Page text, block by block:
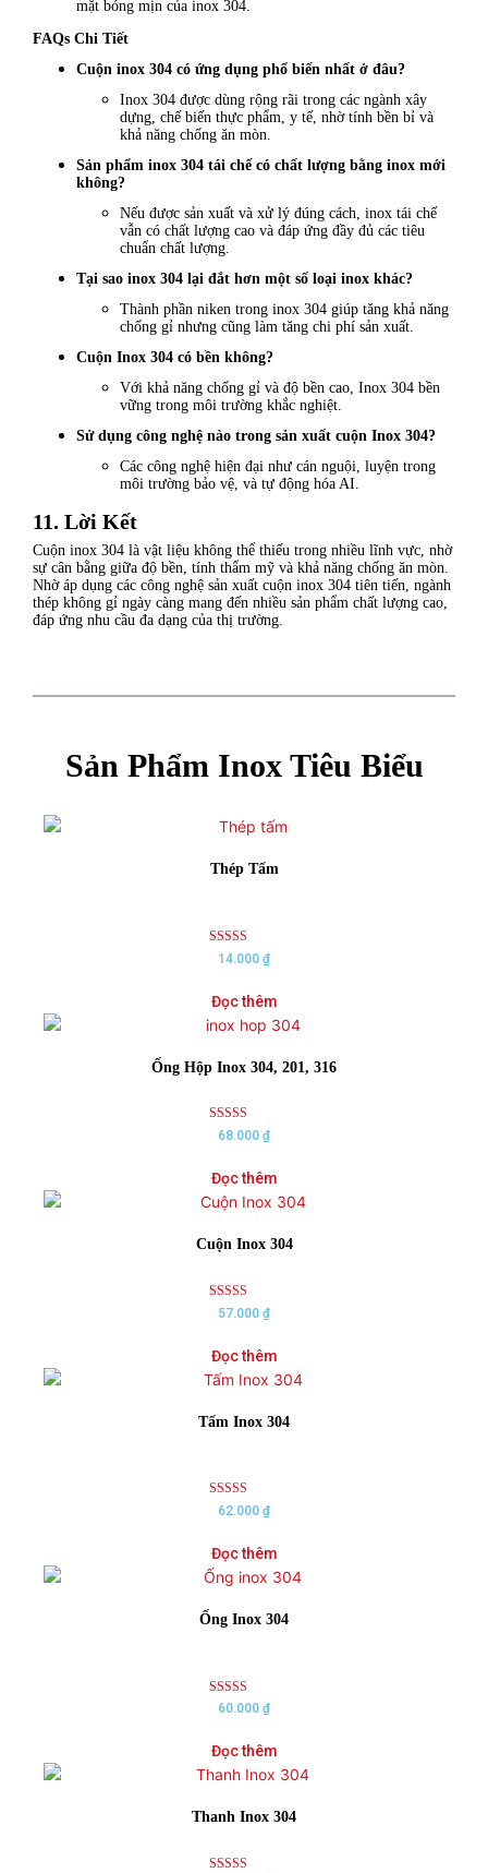
mặt bóng mịn của inox 304.
FAQs Chi Tiết
Cuộn inox 304 có ứng dụng phổ biến nhất ở đâu?
Inox 304 được dùng rộng rãi trong các ngành xây
dựng, chế biến thực phẩm, y tế, nhờ tính bền bỉ và
khả năng chống ăn mòn.
Sản phẩm inox 304 tái chế có chất lượng bằng inox mới
không?
Nếu được sản xuất và xử lý đúng cách, inox tái chế
vẫn có chất lượng cao và đáp ứng đầy đủ các tiêu
chuẩn chất lượng.
Tại sao inox 304 lại đắt hơn một số loại inox khác?
Thành phần niken trong inox 304 giúp tăng khả năng
chống gỉ nhưng cũng làm tăng chi phí sản xuất.
Cuộn Inox 304 có bền không?
Với khả năng chống gỉ và độ bền cao, Inox 304 bền
vững trong môi trường khắc nghiệt.
Sử dụng công nghệ nào trong sản xuất cuộn Inox 304?
Các công nghệ hiện đại như cán nguội, luyện trong
môi trường bảo vệ, và tự động hóa AI.
11. Lời Kết
Cuộn inox 304 là vật liệu không thể thiếu trong nhiều lĩnh vực, nhờ
sự cân bằng giữa độ bền, tính thẩm mỹ và khả năng chống ăn mòn.
Nhờ áp dụng các công nghệ sản xuất cuộn inox 304 tiên tiến, ngành
thép không gỉ ngày càng mang đến nhiều sản phẩm chất lượng cao,
đáp ứng nhu cầu đa dạng của thị trường.
Sản Phẩm Inox Tiêu Biểu
Thép Tấm
Rated
5.00
14.000 ₫
Đọc thêm
Ống Hộp Inox 304, 201, 316
Rated
5.00
68.000 ₫
Đọc thêm
Cuộn Inox 304
Rated
5.00
57.000 ₫
Đọc thêm
Tấm Inox 304
Rated
5.00
62.000 ₫
Đọc thêm
Ống Inox 304
Rated
60.000 ₫
Đọc thêm
Thanh Inox 304